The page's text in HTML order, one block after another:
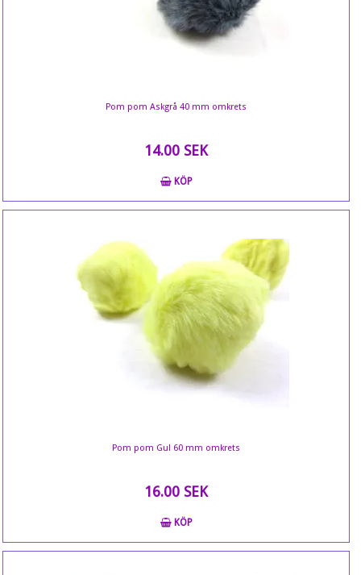
Pom pom Askgrå 40 mm omkrets
14.00 SEK
KÖP
Pom pom Gul 60 mm omkrets
16.00 SEK
KÖP